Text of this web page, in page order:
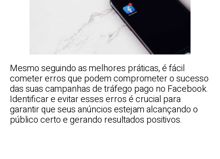
Mesmo seguindo as melhores práticas, é fácil
cometer erros que podem comprometer o sucesso
das suas campanhas de tráfego pago no Facebook.
Identificar e evitar esses erros é crucial para
garantir que seus anúncios estejam alcançando o
público certo e gerando resultados positivos.